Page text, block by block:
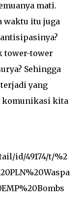
mati.
waktu itu juga
tower-tower
Sehingga
yang
komunikasi kita
id/49174/t/%2